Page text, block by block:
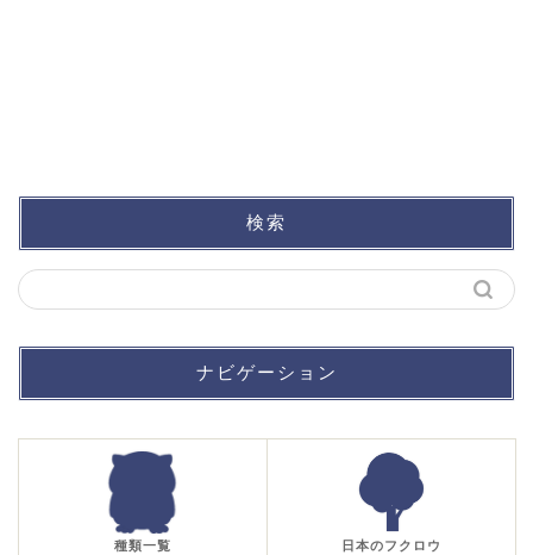
検索
ナビゲーション
種類一覧 日本のフクロウ